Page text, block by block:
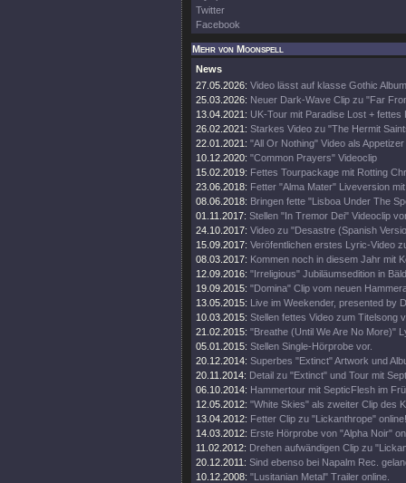
Twitter
Facebook
Mehr von Moonspell
News
27.05.2026: Video lässt auf klasse Gothic
25.03.2026: Neuer Dark-Wave Clip zu "Far
13.04.2021: UK-Tour mit Paradise Lost + fettes
26.02.2021: Starkes Video zu "The Hermit
22.01.2021: "All Or Nothing" Video als Appetizer
10.12.2020: "Common Prayers" Videoclip
15.02.2019: Fettes Tourpackage mit Rotting
23.06.2018: Fetter "Alma Mater" Liveversion
08.06.2018: Bringen fette "Lisboa Under The
01.11.2017: Stellen "In Tremor Dei" Videoclip
24.10.2017: Video zu "Desastre (Spanish
15.09.2017: Veröfentlichen erstes Lyric-Video
08.03.2017: Kommen noch in diesem Jahr mit
12.09.2016: "Irreligious" Jubiläumsedition in
19.09.2015: "Domina" Clip vom neuen
13.05.2015: Live im Weekender, presented by
10.03.2015: Stellen fettes Video zum Titelsong
21.02.2015: "Breathe (Until We Are No More)"
05.01.2015: Stellen Single-Hörprobe vor.
20.12.2014: Superbes "Extinct" Artwork und
20.11.2014: Detail zu "Extinct" und Tour mit
06.10.2014: Hammertour mit SepticFlesh im
12.05.2012: "White Skies" als zweiter Clip des
13.04.2012: Fetter Clip zu "Lickanthrope" online!
14.03.2012: Erste Hörprobe von "Alpha Noir"
11.02.2012: Drehen aufwändigen Clip zu
20.12.2011: Sind ebenso bei Napalm Rec.
10.12.2008: "Lusitanian Metal" Trailer online.